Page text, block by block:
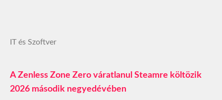
IT és Szoftver
A Zenless Zone Zero váratlanul Steamre költözik
2026 második negyedévében